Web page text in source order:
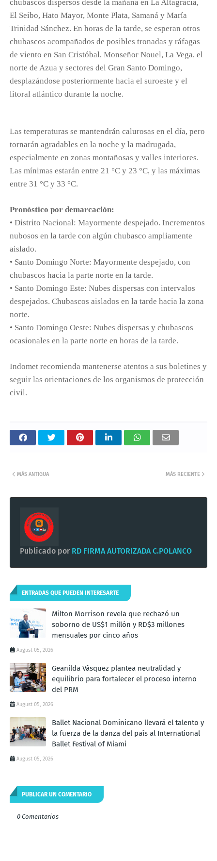
chubascos dispersos desde la mañana en La Altagracia,
El Seibo, Hato Mayor, Monte Plata, Samaná y María
Trinidad Sánchez. En horas de la tarde, se esperan otros
chubascos acompañados de posibles tronadas y ráfagas
de viento en San Cristóbal, Monseñor Nouel, La Vega, el
norte de Azua y sectores del Gran Santo Domingo,
desplazándose posteriormente hacia el suroeste y el
litoral atlántico durante la noche.
Las temperaturas se mantendrán calurosas en el día, pero
tornarán agradables en la noche y la madrugada,
especialmente en zonas montañosas y valles interiores.
Las mínimas estarán entre 21 °C y 23 °C, y las máximas
entre 31 °C y 33 °C.
Pronóstico por demarcación:
• Distrito Nacional: Mayormente despejado. Incrementos
nubosos en la tarde con algún chubasco ampliamente
aislado.
• Santo Domingo Norte: Mayormente despejado, con
chubascos hacia la parte norte en la tarde.
• Santo Domingo Este: Nubes dispersas con intervalos
despejados. Chubascos aislados en la tarde hacia la zona
norte.
• Santo Domingo Oeste: Nubes dispersas y chubascos
ocasionales en la parte norte en horas de la tarde.
Indomet recomienda mantenerse atentos a sus boletines y
seguir las orientaciones de los organismos de protección
civil.
MÁS RECIENTE
MÁS ANTIGUA
Publicado por RD FIRMA AUTORIZADA C.POLANCO
ENTRADAS QUE PUEDEN INTERESARTE
Milton Morrison revela que rechazó un
soborno de US$1 millón y RD$3 millones
mensuales por cinco años
August 05, 2026
Geanilda Vásquez plantea neutralidad y
equilibrio para fortalecer el proceso interno
del PRM
August 05, 2026
Ballet Nacional Dominicano llevará el talento y
la fuerza de la danza del país al International
Ballet Festival of Miami
August 05, 2026
PUBLICAR UN COMENTARIO
0 Comentarios